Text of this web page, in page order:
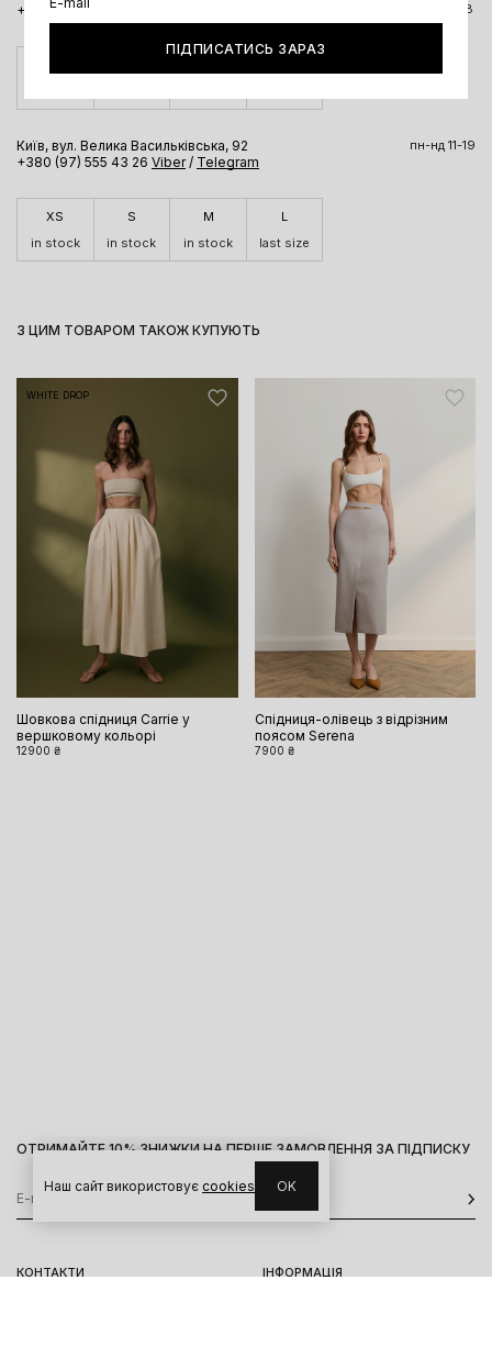
+380 98 323 8304
сб-нд 11-18
Київ, вул. Велика Васильківська, 92
+380 (97) 555 43 26 Viber / Telegram
пн-нд 11-19
XS
in stock
S
in stock
M
in stock
L
last size
З ЦИМ ТОВАРОМ ТАКОЖ КУПУЮТЬ
WHITE DROP
Шовкова спідниця Carrie у
вершковому кольорі
12900 ₴
Спідниця-олівець з відрізним
поясом Serena
7900 ₴
КОНТАКТИ ІНФОРМАЦІЯ
ОТРИМАЙТЕ 10% ЗНИЖКИ НА ПЕРШЕ ЗАМОВЛЕННЯ ЗА ПІДПИСКУ
ПІДПИСАТИСЬ ЗАРАЗ
Наш сайт використовує cookies OK